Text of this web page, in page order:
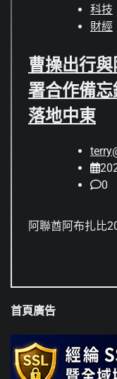
科技
財經
曹操出行
署合作備
落地中東
0
阿聯酋阿布扎比
首頁廣告